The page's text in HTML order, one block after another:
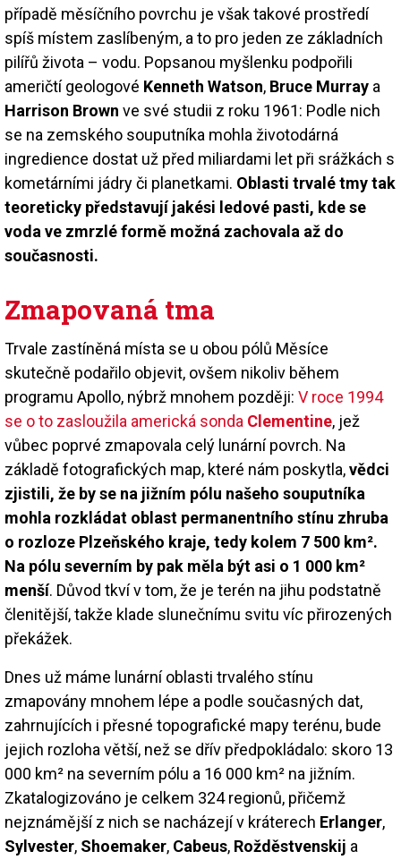
případě měsíčního povrchu je však takové prostředí
spíš místem zaslíbeným, a to pro jeden ze základních
pilířů života – vodu. Popsanou myšlenku podpořili
američtí geologové Kenneth Watson, Bruce Murray a
Harrison Brown ve své studii z roku 1961: Podle nich
se na zemského souputníka mohla životodárná
ingredience dostat už před miliardami let při srážkách s
kometárními jádry či planetkami. Oblasti trvalé tmy tak
teoreticky představují jakési ledové pasti, kde se
voda ve zmrzlé formě možná zachovala až do
současnosti.
Zmapovaná tma
Trvale zastíněná místa se u obou pólů Měsíce
skutečně podařilo objevit, ovšem nikoliv během
programu Apollo, nýbrž mnohem později: V roce 1994
se o to zasloužila americká sonda Clementine, jež
vůbec poprvé zmapovala celý lunární povrch. Na
základě fotografických map, které nám poskytla,vědci
zjistili, že by se na jižním pólu našeho souputníka
mohla rozkládat oblast permanentního stínu zhruba
o rozloze Plzeňského kraje, tedy kolem 7 500 km².
Na pólu severním by pak měla být asi o 1 000 km²
menší. Důvod tkví v tom, že je terén na jihu podstatně
členitější, takže klade slunečnímu svitu víc přirozených
překážek.
Dnes už máme lunární oblasti trvalého stínu
zmapovány mnohem lépe a podle současných dat,
zahrnujících i přesné topografické mapy terénu, bude
jejich rozloha větší, než se dřív předpokládalo: skoro 13
000 km² na severním pólu a 16 000 km² na jižním.
Zkatalogizováno je celkem 324 regionů, přičemž
nejznámější z nich se nacházejí v kráterech Erlanger,
Sylvester, Shoemaker, Cabeus, Rožděstvenskij a